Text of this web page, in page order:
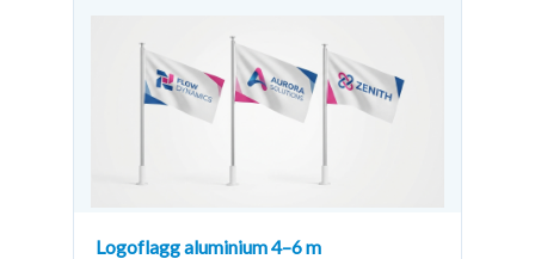
Logoflagg aluminium 4–6 m